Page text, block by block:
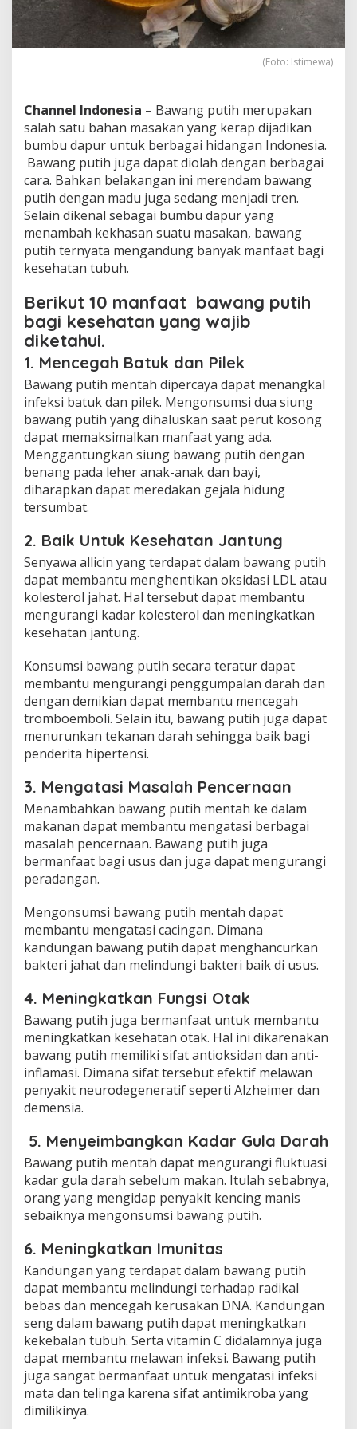
a
e
n
M
a
d
u
(Foto: Istimewa)
Channel Indonesia – Bawang putih merupakan
salah satu bahan masakan yang kerap dijadikan
bumbu dapur untuk berbagai hidangan Indonesia.
Bawang putih juga dapat diolah dengan berbagai
cara. Bahkan belakangan ini merendam bawang
putih dengan madu juga sedang menjadi tren.
Selain dikenal sebagai bumbu dapur yang
menambah kekhasan suatu masakan, bawang
putih ternyata mengandung banyak manfaat bagi
kesehatan tubuh.
Berikut 10 manfaat bawang putih
bagi kesehatan yang wajib
diketahui.
1. Mencegah Batuk dan Pilek
Bawang putih mentah dipercaya dapat menangkal
infeksi batuk dan pilek. Mengonsumsi dua siung
bawang putih yang dihaluskan saat perut kosong
dapat memaksimalkan manfaat yang ada.
Menggantungkan siung bawang putih dengan
benang pada leher anak-anak dan bayi,
diharapkan dapat meredakan gejala hidung
tersumbat.
2. Baik Untuk Kesehatan Jantung
Senyawa allicin yang terdapat dalam bawang putih
dapat membantu menghentikan oksidasi LDL atau
kolesterol jahat. Hal tersebut dapat membantu
mengurangi kadar kolesterol dan meningkatkan
kesehatan jantung.
Konsumsi bawang putih secara teratur dapat
membantu mengurangi penggumpalan darah dan
dengan demikian dapat membantu mencegah
tromboemboli. Selain itu, bawang putih juga dapat
menurunkan tekanan darah sehingga baik bagi
penderita hipertensi.
3. Mengatasi Masalah Pencernaan
Menambahkan bawang putih mentah ke dalam
makanan dapat membantu mengatasi berbagai
masalah pencernaan. Bawang putih juga
bermanfaat bagi usus dan juga dapat mengurangi
peradangan.
Mengonsumsi bawang putih mentah dapat
membantu mengatasi cacingan. Dimana
kandungan bawang putih dapat menghancurkan
bakteri jahat dan melindungi bakteri baik di usus.
4. Meningkatkan Fungsi Otak
Bawang putih juga bermanfaat untuk membantu
meningkatkan kesehatan otak. Hal ini dikarenakan
bawang putih memiliki sifat antioksidan dan anti-
inflamasi. Dimana sifat tersebut efektif melawan
penyakit neurodegeneratif seperti Alzheimer dan
demensia.
5. Menyeimbangkan Kadar Gula Darah
Bawang putih mentah dapat mengurangi fluktuasi
kadar gula darah sebelum makan. Itulah sebabnya,
orang yang mengidap penyakit kencing manis
sebaiknya mengonsumsi bawang putih.
6. Meningkatkan Imunitas
Kandungan yang terdapat dalam bawang putih
dapat membantu melindungi terhadap radikal
bebas dan mencegah kerusakan DNA. Kandungan
seng dalam bawang putih dapat meningkatkan
kekebalan tubuh. Serta vitamin C didalamnya juga
dapat membantu melawan infeksi. Bawang putih
juga sangat bermanfaat untuk mengatasi infeksi
mata dan telinga karena sifat antimikroba yang
dimilikinya.